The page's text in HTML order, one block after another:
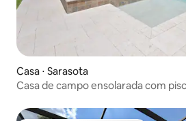
Casa ⋅ Sarasota
Casa de campo ensolarada com